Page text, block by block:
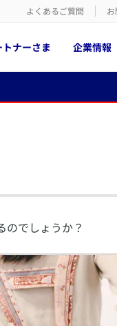
よくあるご質問
ナーさま 企業情報
のでしょうか？